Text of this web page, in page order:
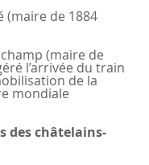
l’arrivée du train
de la
mondiale
des châtelains-